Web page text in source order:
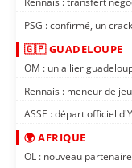
PSG : confirmé, un
🇬🇵 GUADELOUPE
OM : un ailier
Rennais : meneur de
ASSE : départ officiel
🌍 AFRIQUE
OL : nouveau